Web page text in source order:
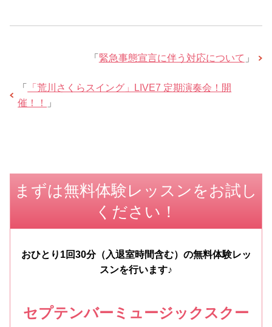
「 緊急事態宣言に伴う対応について 」
「
「荒川さくらスイング」LIVE7 定期演奏会！開
催！！
」
まずは無料体験レッスンをお試し
ください！
おひとり1回30分（入退室時間含む）の無料体験レッ
スンを行います♪
セプテンバーミュージックスクー